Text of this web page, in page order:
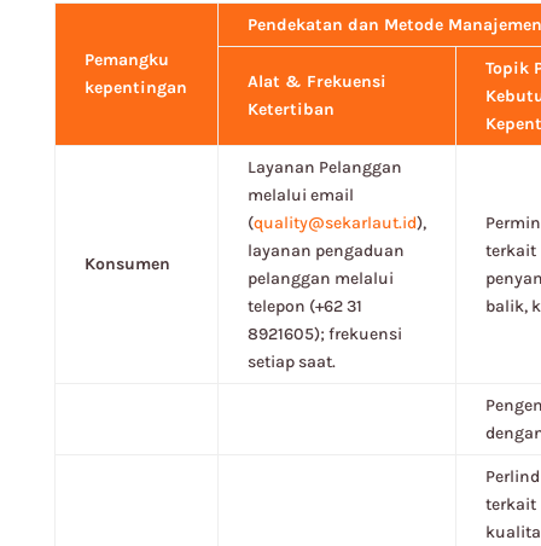
Pemangku
kepentingan
Pendekatan dan Metode Manajemen
Alat & Frekuensi
Ketertiban
Topik
Konsumen
Layanan Pelanggan
melalui email
(quality@sekarlaut.id),
layanan pengaduan
pelanggan melalui
telepon (+62 31
8921605); frekuensi
setiap saat.
terkait
balik,
terkait